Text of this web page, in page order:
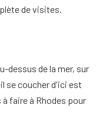
de visites.
dessus de la mer, sur
se coucher d'ici est
à faire à Rhodes pour